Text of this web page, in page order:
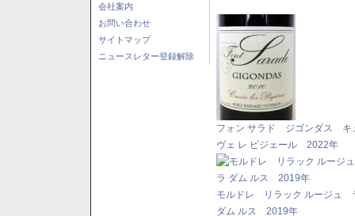
会社案内
お問い合わせ
サイトマップ
ニュースレター登録解除
フォン サラド ジゴンダス キ
ヴェ レ ピジェール 2022年
モルドレ リラック ルージュ
ダム ルス 2019年